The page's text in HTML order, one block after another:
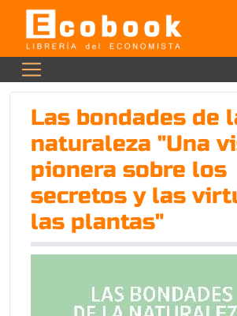
Las bondades de
naturaleza "Una
pionera sobre los
secretos y las
las plantas"